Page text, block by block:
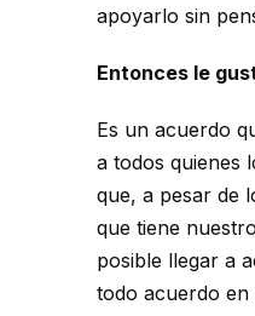
apoyarlo sin
Entonces le
Es un acuerdo
a todos quienes
que, a pesar de
que tiene
posible llegar a
todo acuerdo